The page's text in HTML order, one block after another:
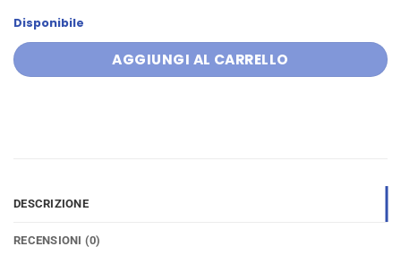
Disponibile
AGGIUNGI AL CARRELLO
DESCRIZIONE
RECENSIONI (0)